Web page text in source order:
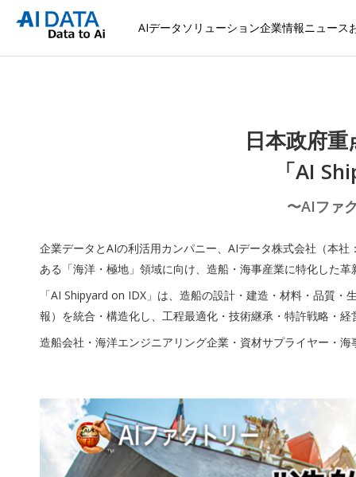
AIデータソリューション企業情報ニュース
日本政府
「AI
〜AIファ
企業データとAIの利活用カンパニー、AIデータ株式会社（本
ある「海洋・極地」領域に向け、造船・海事産業に特化した
「AI Shipyard on IDX」は、造船の設計・建造・材料・品質
報）を統合・構造化し、工程最適化・技術継承・特許戦略・
造船会社・海洋エンジニアリング企業・資材サプライヤー・